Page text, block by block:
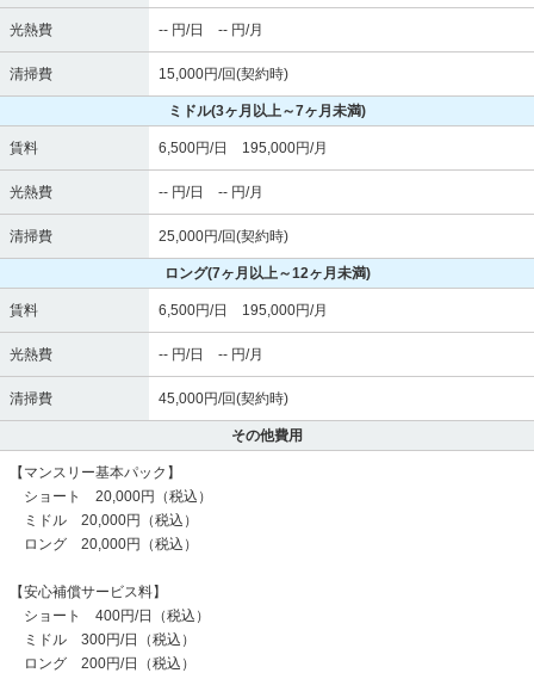
光熱費 -- 円/日 -- 円/月
清掃費 15,000円/回(契約時)
ミドル(3ヶ月以上～7ヶ月未満)
賃料 6,500円/日 195,000円/月
光熱費 -- 円/日 -- 円/月
清掃費 25,000円/回(契約時)
ロング(7ヶ月以上～12ヶ月未満)
賃料 6,500円/日 195,000円/月
光熱費 -- 円/日 -- 円/月
清掃費 45,000円/回(契約時)
その他費用
【マンスリー基本パック】
ショート 20,000円（税込）
ミドル 20,000円（税込）
ロング 20,000円（税込）
【安心補償サービス料】
ショート 400円/日（税込）
ミドル 300円/日（税込）
ロング 200円/日（税込）